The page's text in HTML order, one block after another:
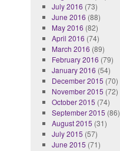
July 2016 (73)
June 2016 (88)
May 2016 (82)
April 2016 (74)
March 2016 (89)
February 2016 (79)
January 2016 (54)
December 2015 (70)
November 2015 (72)
October 2015 (74)
September 2015 (86)
August 2015 (31)
July 2015 (57)
June 2015 (71)